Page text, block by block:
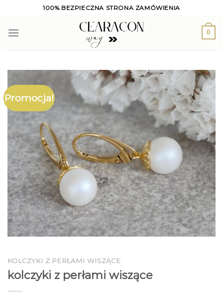
content
100% BEZPIECZNA STRONA ZAMÓWIENIA
0
Promocja!
KOLCZYKI Z PERŁAMI WISZĄCE
kolczyki z perłami wiszące